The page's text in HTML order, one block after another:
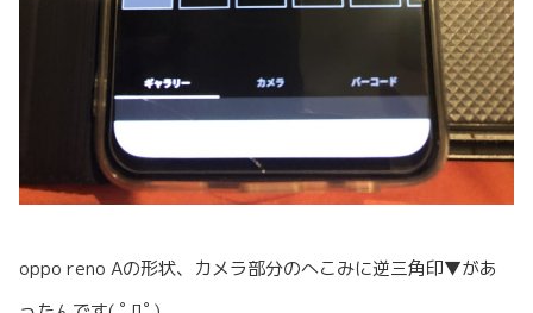
oppo reno Aの形状、カメラ部分のへこみに逆三角印▼があ